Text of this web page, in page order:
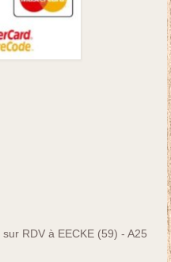
RDV à EECKE (59) - A25